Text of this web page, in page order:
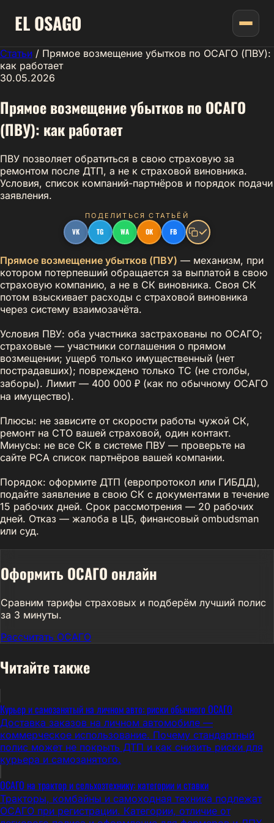
ELOSAGO
Статьи / Прямое возмещение убытков по ОСАГО (ПВУ):
как работает
30.05.2026
Прямое возмещение убытков по ОСАГО
(ПВУ): как работает
ПВУ позволяет обратиться в свою страховую за
ремонтом после ДТП, а не к страховой виновника.
Условия, список компаний-партнёров и порядок подачи
заявления.
ПОДЕЛИТЬСЯ СТАТЬЁЙ
VK TG WA OK FB
Прямое возмещение убытков (ПВУ) — механизм, при
котором потерпевший обращается за выплатой в свою
страховую компанию, а не в СК виновника. Своя СК
потом взыскивает расходы с страховой виновника
через систему взаимозачёта.
Условия ПВУ: оба участника застрахованы по ОСАГО;
страховые — участники соглашения о прямом
возмещении; ущерб только имущественный (нет
пострадавших); повреждено только ТС (не столбы,
заборы). Лимит — 400 000 ₽ (как по обычному ОСАГО
на имущество).
Плюсы: не зависите от скорости работы чужой СК,
ремонт на СТО вашей страховой, один контакт.
Минусы: не все СК в системе ПВУ — проверьте на
сайте РСА список партнёров вашей компании.
Порядок: оформите ДТП (европротокол или ГИБДД),
подайте заявление в свою СК с документами в течение
15 рабочих дней. Срок рассмотрения — 20 рабочих
дней. Отказ — жалоба в ЦБ, финансовый ombudsman
или суд.
Оформить ОСАГО онлайн
Сравним тарифы страховых и подберём лучший полис
за 3 минуты.
Рассчитать ОСАГО
Читайте также
Курьер и самозанятый на личном авто: риски обычного ОСАГО
Доставка заказов на личном автомобиле —
коммерческое использование. Почему стандартный
полис может не покрыть ДТП и как снизить риски для
курьера и самозанятого.
ОСАГО на трактор и сельхозтехнику: категории и ставки
Тракторы, комбайны и самоходная техника подлежат
ОСАГО при регистрации. Категории, отличие от